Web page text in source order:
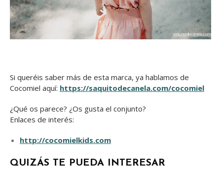
Si queréis saber más de esta marca, ya hablamos de
Cocomiel aquí: https://saquitodecanela.com/cocomiel
¿Qué os parece? ¿Os gusta el conjunto?
Enlaces de interés:
http://cocomielkids.com
QUIZÁS TE PUEDA INTERESAR